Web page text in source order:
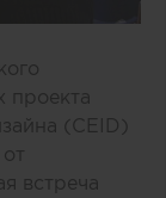
проекта
(CEID)
встреча